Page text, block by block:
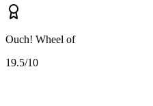
Ouch! Wheel of
19.5/10